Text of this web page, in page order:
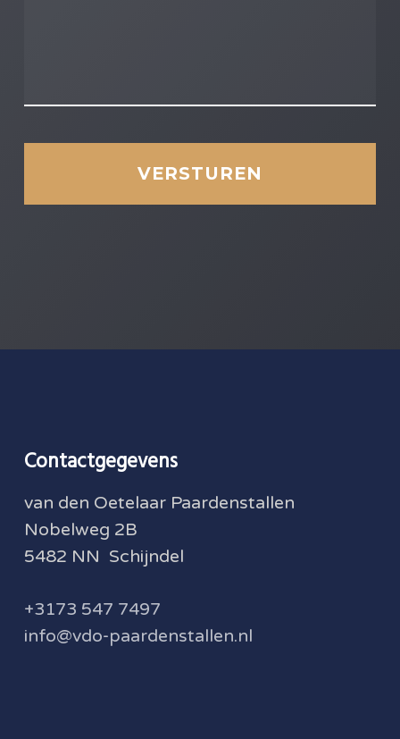
Contactgegevens
van den Oetelaar Paardenstallen
Nobelweg 2B
5482 NN Schijndel
+3173 547 7497
info@vdo-paardenstallen.nl